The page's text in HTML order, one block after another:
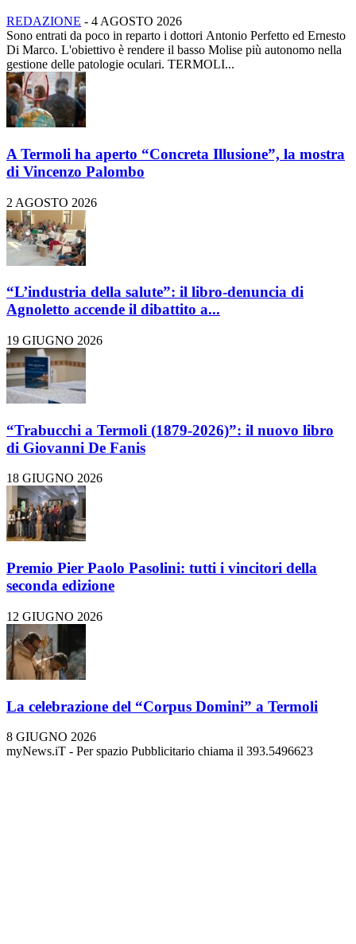
REDAZIONE - 4 AGOSTO 2026
Sono entrati da poco in reparto i dottori Antonio Perfetto ed Ernesto
Di Marco. L'obiettivo è rendere il basso Molise più autonomo nella
gestione delle patologie oculari. TERMOLI...
A Termoli ha aperto “Concreta Illusione”, la mostra
di Vincenzo Palombo
2 AGOSTO 2026
“L’industria della salute”: il libro-denuncia di
Agnoletto accende il dibattito a...
19 GIUGNO 2026
“Trabucchi a Termoli (1879-2026)”: il nuovo libro
di Giovanni De Fanis
18 GIUGNO 2026
Premio Pier Paolo Pasolini: tutti i vincitori della
seconda edizione
12 GIUGNO 2026
La celebrazione del “Corpus Domini” a Termoli
8 GIUGNO 2026
myNews.iT - Per spazio Pubblicitario chiama il 393.5496623